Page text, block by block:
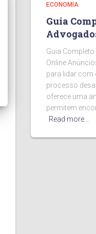
ECONOMIA
Guia
Guia
Online
para lidar com
processo
oferece uma
permitem
Read more…